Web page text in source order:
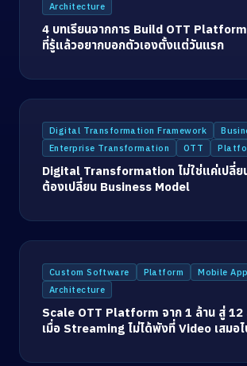
Architecture
4 บทเรียนจากการ Build OTT Platform
ที่รู้แล้วอยากบอกตัวเองตั้งแต่วันแรก
Digital Transformation Framework
Enterprise Transformation
OTT
Digital Transformation ไม่ใช่แค่เปลี่ย
ต้องเปลี่ยน Business Model
Custom Software Platform Mobile App
Architecture
Scale OTT Platform จาก 1 ล้าน สู่ 12
เมื่อ Streaming ไม่ได้พังที่ Video เสมอ